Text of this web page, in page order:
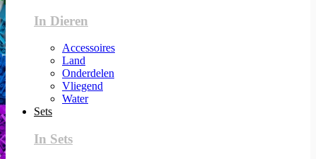
In Dieren
Accessoires
Land
Onderdelen
Vliegend
Water
Sets
In Sets